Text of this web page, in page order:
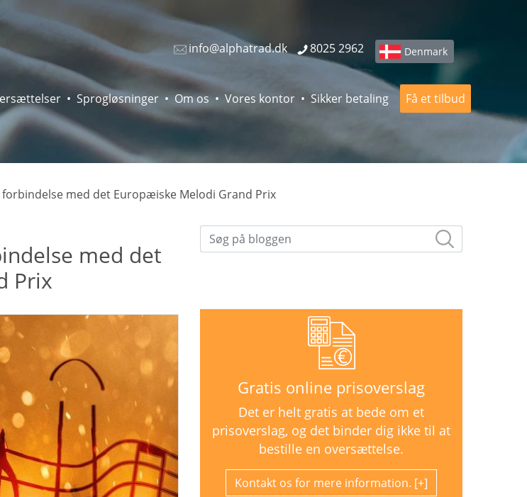
Denmark
info@alphatrad.dk 8025 2962
Sprogløsninger Om os Vores kontor Sikker betaling Få et tilbud
med det Europæiske Melodi Grand Prix
med det
Prix
Gratis online prisoverslag
Det er helt gratis at bede om et
prisoverslag, og det binder dig ikke til at
bestille en oversættelse.
Kontakt os for mere information.